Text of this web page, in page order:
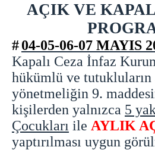
Eğitim ve Öğretim Servisi
Teknik Servis
Yardımcı Hizmetler Servisi
Birimler
Mektup Okuma
Emanet Eşya Birimi
Ziyaret Kabul Bürosu
GÖRÜŞ GÜNLERİ
AÇIK VE
#04-05-06-07 MAYIS
Kapalı Ceza İnfaz
hükümlü ve tutukluların
yönetmeliğin 9.
kişilerden yalnızca 5
Çocukları ile AYLIK
yaptırılması uygun